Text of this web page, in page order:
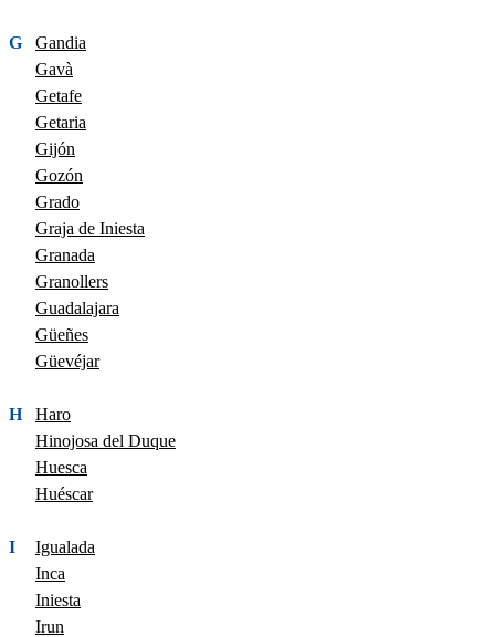
G
Gandia
Gavà
Getafe
Getaria
Gijón
Gozón
Grado
Graja de Iniesta
Granada
Granollers
Guadalajara
Güeñes
Güevéjar
H
Haro
Hinojosa del Duque
Huesca
Huéscar
I
Igualada
Inca
Iniesta
Irun